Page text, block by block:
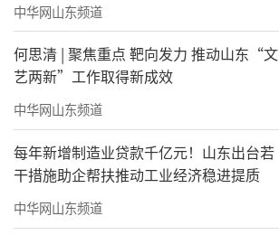
青翼智联AI产品
中华网山东频道
何思清 | 聚焦重点 靶向发力 推动山东“文
艺两新”工作取得新成效
中华网山东频道
每年新增制造业贷款千亿元！山东出台若
干措施助企帮扶推动工业经济稳进提质
中华网山东频道